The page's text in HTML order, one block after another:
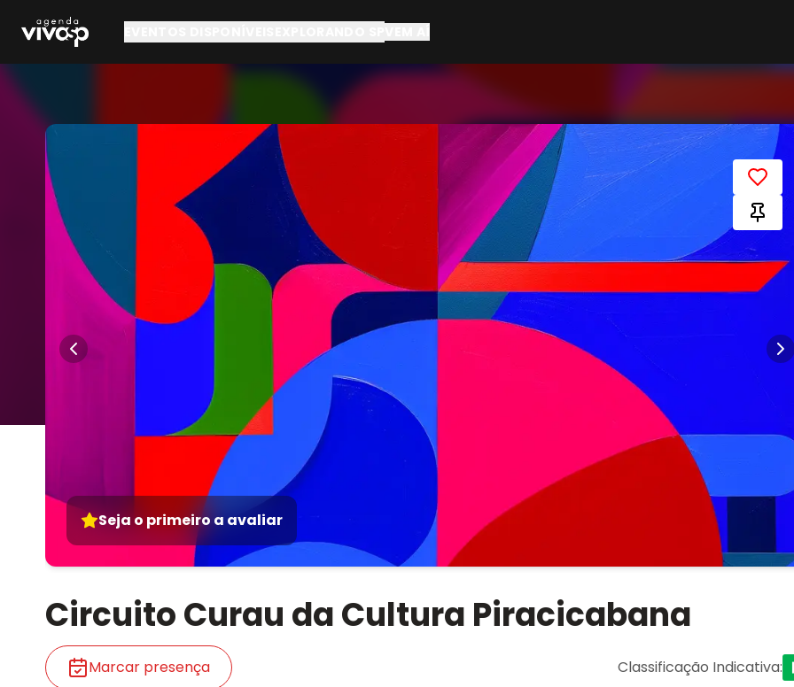
Seja o primeiro a avaliar
Circuito Curau da Cultura Piracicabana
Marcar presença Classificação Indicativa: